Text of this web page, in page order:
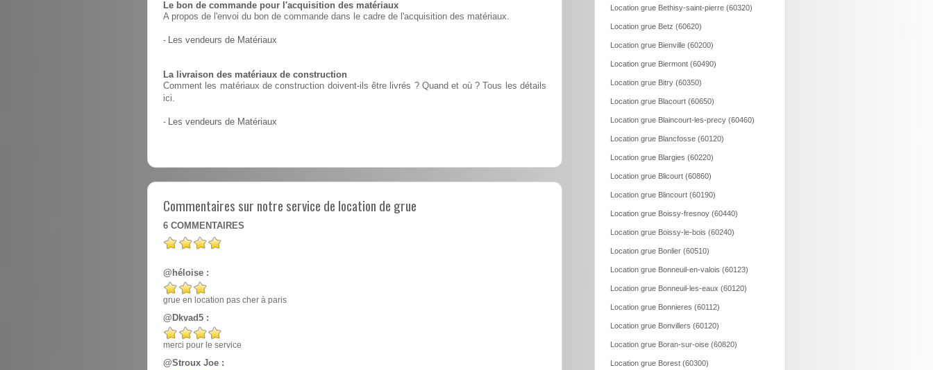
Le bon de commande pour l'acquisition des matériaux
A propos de l'envoi du bon de commande dans le cadre de l'acquisition des matériaux.
- Les vendeurs de Matériaux
La livraison des matériaux de construction
Comment les matériaux de construction doivent-ils être livrés ? Quand et où ? Tous les détails
ici.
- Les vendeurs de Matériaux
Commentaires sur notre service de location de grue
6 COMMENTAIRES
@héloise :
grue en location pas cher à paris
@Dkvad5 :
merci pour le service
@Stroux Joe :
Location grue Bethisy-saint-pierre (60320)
Location grue Betz (60620)
Location grue Bienville (60200)
Location grue Biermont (60490)
Location grue Bitry (60350)
Location grue Blacourt (60650)
Location grue Blaincourt-les-precy (60460)
Location grue Blancfosse (60120)
Location grue Blargies (60220)
Location grue Blicourt (60860)
Location grue Blincourt (60190)
Location grue Boissy-fresnoy (60440)
Location grue Boissy-le-bois (60240)
Location grue Bonlier (60510)
Location grue Bonneuil-en-valois (60123)
Location grue Bonneuil-les-eaux (60120)
Location grue Bonnieres (60112)
Location grue Bonvillers (60120)
Location grue Boran-sur-oise (60820)
Location grue Borest (60300)